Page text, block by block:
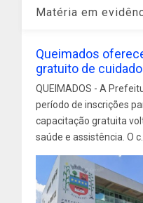
Matéria em
Queimados
gratuito de
QUEIMADOS - A
período de inscrições
capacitação gratuita
saúde e assistência. O c...